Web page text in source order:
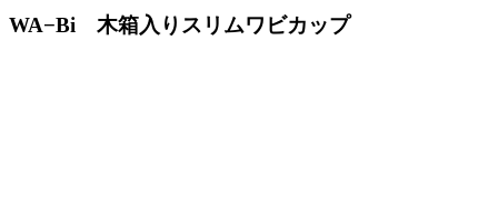
WA−Bi 木箱入りスリムワビカップ